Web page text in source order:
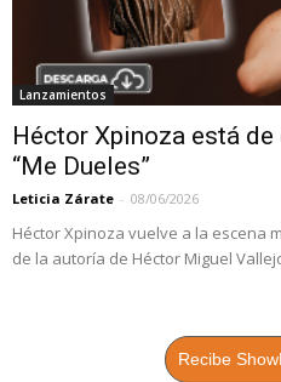
Lanzamientos
Héctor Xpinoza está
“Me Dueles”
Leticia Zárate - 08/06/2026
Héctor Xpinoza vuelve a la escena
de la autoría de Héctor Miguel
Recibe